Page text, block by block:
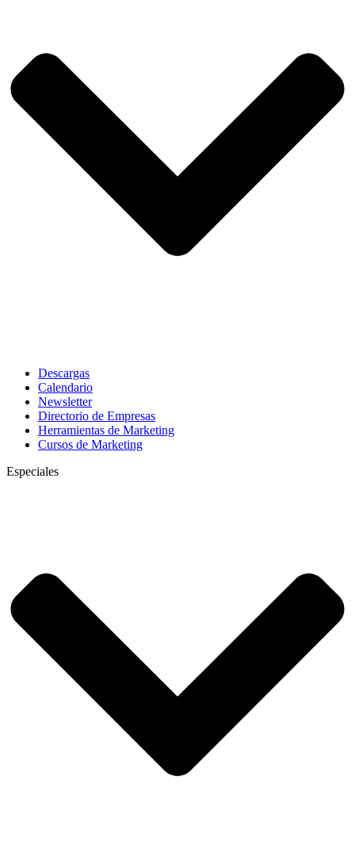
Descargas
Calendario
Newsletter
Directorio de Empresas
Herramientas de Marketing
Cursos de Marketing
Especiales